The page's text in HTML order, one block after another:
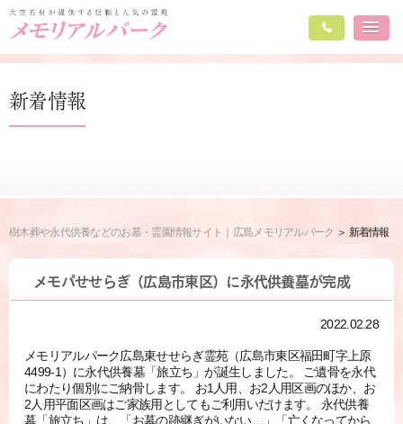
新着情報
樹木葬や永代供養などのお墓・霊園情報サイト｜広島メモリアルパーク 新着情報
メモパせせらぎ（広島市東区）に永代供養墓が完成
2022.02.28
メモリアルパーク広島東せせらぎ霊苑（広島市東区福田町字上原
4499-1）に永代供養墓「旅立ち」が誕生しました。 ご遺骨を永代
にわたり個別にご納骨します。 お1人用、お2人用区画のほか、お
2人用平面区画はご家族用としてもご利用いだけます。 永代供養
墓「旅立ち」は、「お墓の跡継ぎがいない…」「亡くなってから